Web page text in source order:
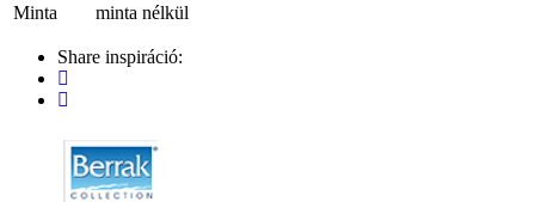
Minta
minta nélkül
Share inspiráció: